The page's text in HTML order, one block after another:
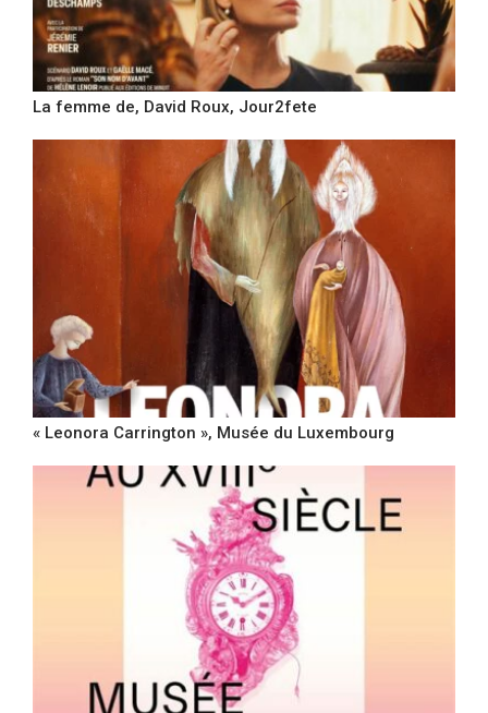
La femme de, David Roux, Jour2fete
« Leonora Carrington », Musée du Luxembourg